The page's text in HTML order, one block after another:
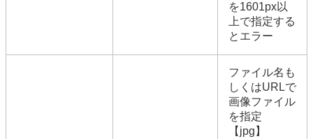
を1601px以
上で指定する
とエラー
ファイル名も
しくはURLで
画像ファイル
を指定
【jpg】